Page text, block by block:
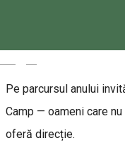
Pe parcursul anului
Camp — oameni care
oferă direcție.